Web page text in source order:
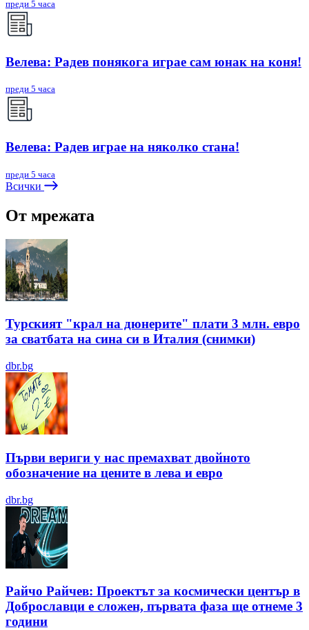
преди 5 часа
Велева: Радев понякога играе сам юнак на коня!
преди 5 часа
Велева: Радев играе на няколко стана!
преди 5 часа
Всички
От мрежата
Турският "крал на дюнерите" плати 3 млн. евро
за сватбата на сина си в Италия (снимки)
dbr.bg
Първи вериги у нас премахват двойното
обозначение на цените в лева и евро
dbr.bg
Райчо Райчев: Проектът за космически център в
Доброславци е сложен, първата фаза ще отнеме 3
години